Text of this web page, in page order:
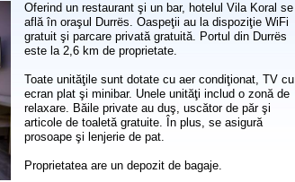
Oferind un restaurant şi un bar, hotelul Vila Koral se
află în oraşul Durrës. Oaspeţii au la dispoziţie WiFi
gratuit şi parcare privată gratuită. Portul din Durrës
este la 2,6 km de proprietate.
Toate unităţile sunt dotate cu aer condiţionat, TV cu
ecran plat şi minibar. Unele unităţi includ o zonă de
relaxare. Băile private au duş, uscător de păr şi
articole de toaletă gratuite. În plus, se asigură
prosoape şi lenjerie de pat.
Proprietatea are un depozit de bagaje.